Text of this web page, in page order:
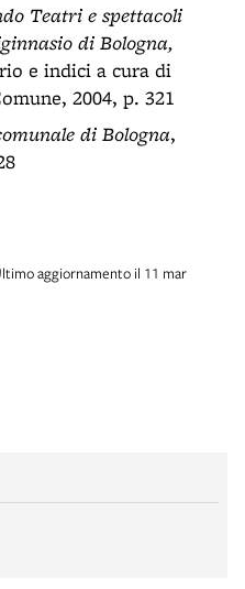
Teatri e spettacoli
di Bologna,
e indici a cura di
2004, p. 321
di Bologna,
aggiornamento il 11 mar